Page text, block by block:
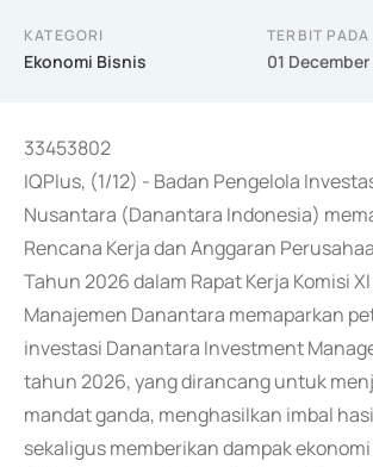
KATEGORI
Ekonomi Bisnis
TERBIT PADA
01
33453802
IQPlus, (1/12) - Badan Pengelola
Nusantara (Danantara Indonesia)
Rencana Kerja dan Anggaran
Tahun 2026 dalam Rapat Kerja Komisi XI
Manajemen Danantara memaparkan
investasi Danantara Investment
tahun 2026, yang dirancang untuk
mandat ganda, menghasilkan imbal
sekaligus memberikan dampak